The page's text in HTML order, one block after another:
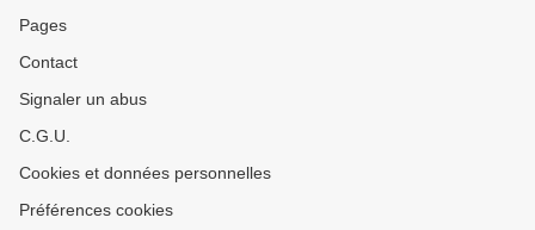
Pages
Contact
Signaler un abus
C.G.U.
Cookies et données personnelles
Préférences cookies